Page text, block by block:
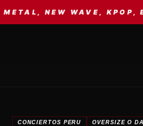
KPOP, ELECTRO
CONCIERTOS PERU OVERSIZE O